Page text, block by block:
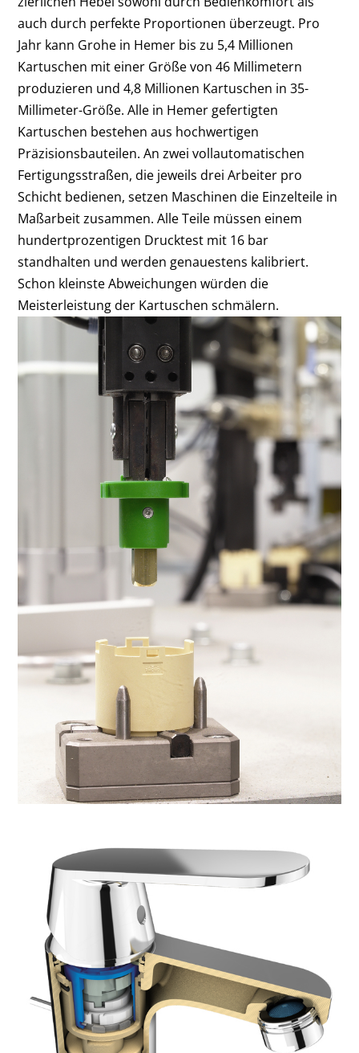
auch durch perfekte Proportionen überzeugt. Pro
Jahr kann Grohe in Hemer bis zu 5,4 Millionen
Kartuschen mit einer Größe von 46 Millimetern
produzieren und 4,8 Millionen Kartuschen in 35-
Millimeter-Größe. Alle in Hemer gefertigten
Kartuschen bestehen aus hochwertigen
Präzisionsbauteilen. An zwei vollautomatischen
Fertigungsstraßen, die jeweils drei Arbeiter pro
Schicht bedienen, setzen Maschinen die Einzelteile in
Maßarbeit zusammen. Alle Teile müssen einem
hundertprozentigen Drucktest mit 16 bar
standhalten und werden genauestens kalibriert.
Schon kleinste Abweichungen würden die
Meisterleistung der Kartuschen schmälern.